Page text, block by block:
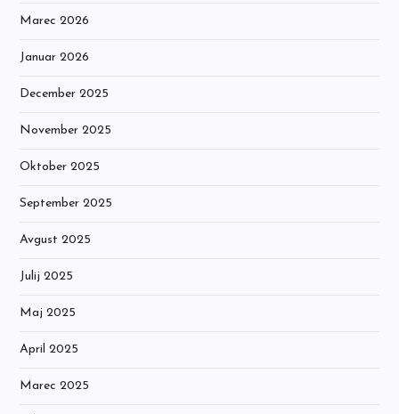
Marec 2026
Januar 2026
December 2025
November 2025
Oktober 2025
September 2025
Avgust 2025
Julij 2025
Maj 2025
April 2025
Marec 2025